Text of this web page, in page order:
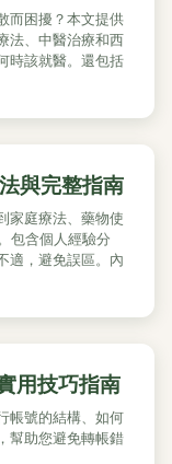
而困擾？本文提供
法、中醫治療和西
時該就醫。還包括
與完整指南
家庭療法、藥物使
包含個人經驗分
適，避免誤區。內
用技巧指南
帳號的結構、如何
幫助您避免轉帳錯